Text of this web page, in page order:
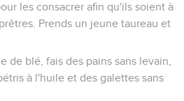
les consacrer afin qu'ils soient à
Prends un jeune taureau et
de blé, fais des pains sans levain,
à l'huile et des galettes sans